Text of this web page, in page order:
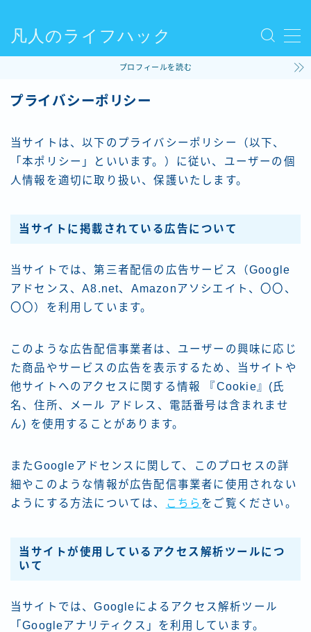
凡人のライフハック
使ってるモノ
ファッション
ライフハック
プロフィールを読む
プライバシーポリシー
当サイトは、以下のプライバシーポリシー（以下、
「本ポリシー」といいます。）に従い、ユーザーの個
人情報を適切に取り扱い、保護いたします。
当サイトに掲載されている広告について
当サイトでは、第三者配信の広告サービス（Google
アドセンス、A8.net、Amazonアソシエイト、〇〇、
〇〇）を利用しています。
このような広告配信事業者は、ユーザーの興味に応じ
た商品やサービスの広告を表示するため、当サイトや
他サイトへのアクセスに関する情報 『Cookie』(氏
名、住所、メール アドレス、電話番号は含まれませ
ん) を使用することがあります。
またGoogleアドセンスに関して、このプロセスの詳
細やこのような情報が広告配信事業者に使用されない
ようにする方法については、
こちら をご覧ください。
当サイトが使用しているアクセス解析ツールにつ
いて
当サイトでは、Googleによるアクセス解析ツール
「Googleアナリティクス」を利用しています。